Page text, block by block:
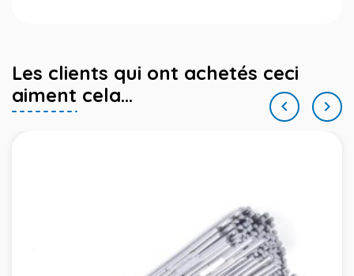
Les clients qui ont achetés ceci
aiment cela...
 